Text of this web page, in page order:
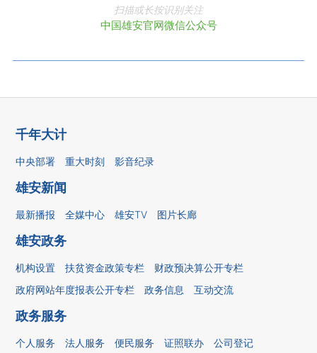
扫描或长按识别关注
中国雄安官网微信公众号
千年大计
中央部署 重大时刻 影音纪录
雄安新闻
最新播报 全媒中心 雄安TV 图片长廊
雄安政务
机构设置 扶贫资金政策专栏
财政预决算公开专栏
政府网站年度报表公开专栏
政务信息 互动交流
政务服务
个人服务 法人服务 便民服务 证照联办
公司登记